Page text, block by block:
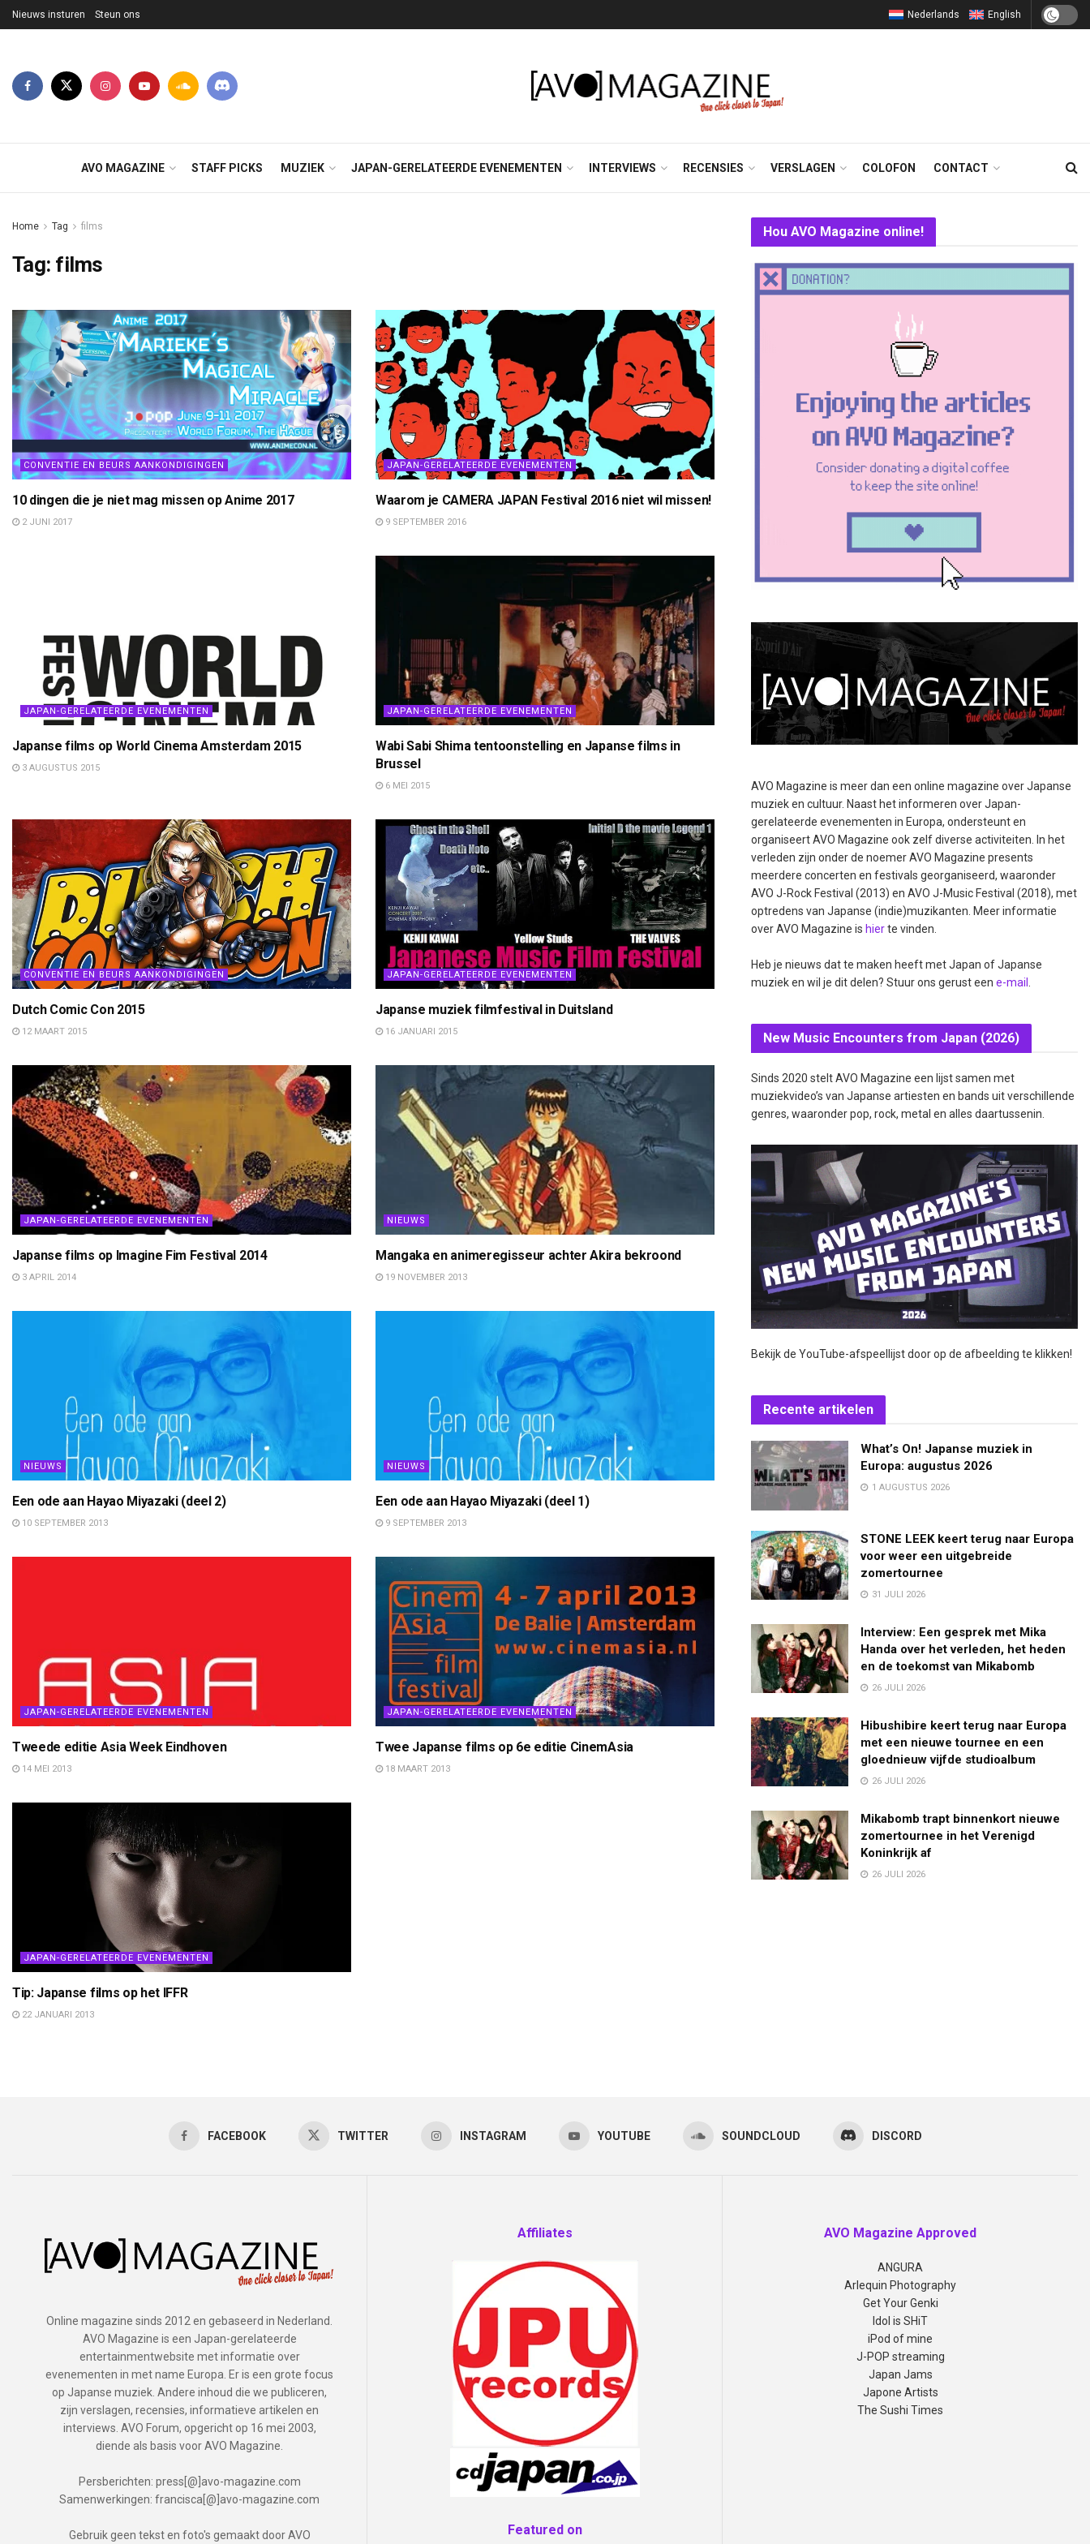
Nieuws insturen Steun ons Nederlands English
AVO MAGAZINE STAFF PICKS MUZIEK JAPAN-GERELATEERDE EVENEMENTEN INTERVIEWS RECENSIES VERSLAGEN COLOFON CONTACT
Home Tag films
Tag: films
CONVENTIE EN BEURS AANKONDIGINGEN
10 dingen die je niet mag missen op Anime 2017
2 JUNI 2017
JAPAN-GERELATEERDE EVENEMENTEN
Waarom je CAMERA JAPAN Festival 2016 niet wil missen!
9 SEPTEMBER 2016
JAPAN-GERELATEERDE EVENEMENTEN
Japanse films op World Cinema Amsterdam 2015
3 AUGUSTUS 2015
JAPAN-GERELATEERDE EVENEMENTEN
Wabi Sabi Shima tentoonstelling en Japanse films in
Brussel
6 MEI 2015
CONVENTIE EN BEURS AANKONDIGINGEN
Dutch Comic Con 2015
12 MAART 2015
JAPAN-GERELATEERDE EVENEMENTEN
Japanse muziek filmfestival in Duitsland
16 JANUARI 2015
JAPAN-GERELATEERDE EVENEMENTEN
Japanse films op Imagine Fim Festival 2014
3 APRIL 2014
NIEUWS
Mangaka en animeregisseur achter Akira bekroond
19 NOVEMBER 2013
NIEUWS
Een ode aan Hayao Miyazaki (deel 2)
10 SEPTEMBER 2013
NIEUWS
Een ode aan Hayao Miyazaki (deel 1)
9 SEPTEMBER 2013
JAPAN-GERELATEERDE EVENEMENTEN
Tweede editie Asia Week Eindhoven
14 MEI 2013
JAPAN-GERELATEERDE EVENEMENTEN
Twee Japanse films op 6e editie CinemAsia
18 MAART 2013
JAPAN-GERELATEERDE EVENEMENTEN
Tip: Japanse films op het IFFR
22 JANUARI 2013
Hou AVO Magazine online!
AVO Magazine is meer dan een online magazine over Japanse
muziek en cultuur. Naast het informeren over Japan-
gerelateerde evenementen in Europa, ondersteunt en
organiseert AVO Magazine ook zelf diverse activiteiten. In het
verleden zijn onder de noemer AVO Magazine presents
meerdere concerten en festivals georganiseerd, waaronder
AVO J-Rock Festival (2013) en AVO J-Music Festival (2018), met
optredens van Japanse (indie)muzikanten. Meer informatie
over AVO Magazine is hierte vinden.
Heb je nieuws dat te maken heeft met Japan of Japanse
muziek en wil je dit delen? Stuur ons gerust een e-mail
New Music Encounters from Japan (2026)
Sinds 2020 stelt AVO Magazine een lijst samen met
muziekvideo’s van Japanse artiesten en bands uit verschillende
genres, waaronder pop, rock, metal en alles daartussenin.
Bekijk de YouTube-afspeellijst door op de afbeelding te klikken!
Recente artikelen
What’s On! Japanse muziek in
Europa: augustus 2026
1 AUGUSTUS 2026
STONE LEEK keert terug naar Europa
voor weer een uitgebreide
zomertournee
31 JULI 2026
Interview: Een gesprek met Mika
Handa over het verleden, het heden
en de toekomst van Mikabomb
26 JULI 2026
Hibushibire keert terug naar Europa
met een nieuwe tournee en een
gloednieuw vijfde studioalbum
26 JULI 2026
Mikabomb trapt binnenkort nieuwe
zomertournee in het Verenigd
Koninkrijk af
26 JULI 2026
FACEBOOK TWITTER INSTAGRAM YOUTUBE SOUNDCLOUD DISCORD
Online magazine sinds 2012 en gebaseerd in Nederland.
AVO Magazine is een Japan-gerelateerde
entertainmentwebsite met informatie over
evenementen in met name Europa. Er is een grote focus
op Japanse muziek. Andere inhoud die we publiceren,
zijn verslagen, recensies, informatieve artikelen en
interviews. AVO Forum, opgericht op 16 mei 2003,
diende als basis voor AVO Magazine.
Persberichten: press[@]avo-magazine.com
Samenwerkingen: francisca[@]avo-magazine.com
Gebruik geen tekst en foto's gemaakt door AVO
Affiliates
Featured on
AVO Magazine Approved
ANGURA
Arlequin Photography
Get Your Genki
Idol is SHiT
iPod of mine
J-POP streaming
Japan Jams
Japone Artists
The Sushi Times